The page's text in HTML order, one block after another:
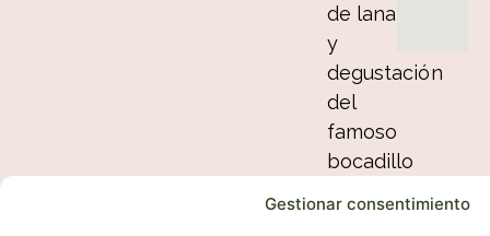
Gestionar consentimiento
de lana
y
degustación
del
famoso
bocadillo